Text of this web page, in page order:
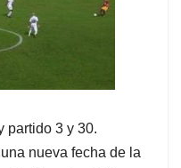
partido 3 y 30.
nueva fecha de la